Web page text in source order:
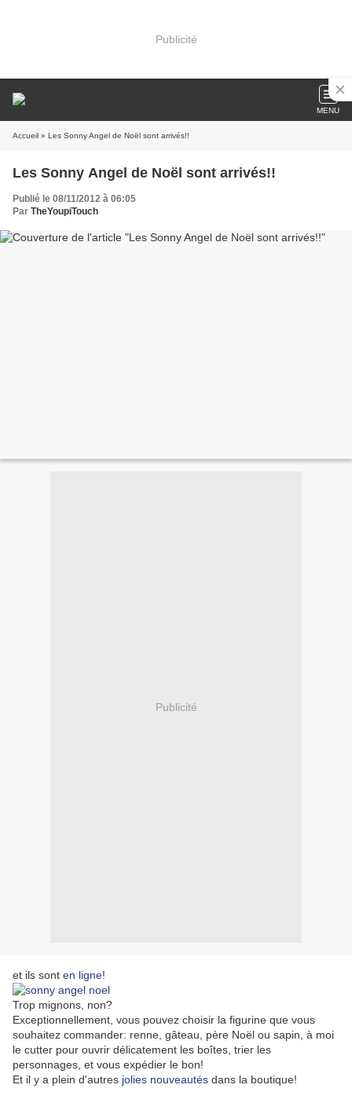
Publicité
MENU
Accueil » Les Sonny Angel de Noël sont arrivés!!
Les Sonny Angel de Noël sont arrivés!!
Publié le 08/11/2012 à 06:05
Par TheYoupiTouch
Publicité
et ils sont en ligne!
Trop mignons, non?
Exceptionnellement, vous pouvez choisir la figurine que vous
souhaitez commander: renne, gâteau, père Noël ou sapin, à moi
le cutter pour ouvrir délicatement les boîtes, trier les
personnages, et vous expédier le bon!
Et il y a plein d'autres jolies nouveautés dans la boutique!